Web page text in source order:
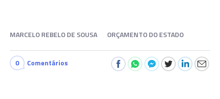
MARCELO REBELO DE SOUSA ORÇAMENTO DO ESTADO
0 Comentários